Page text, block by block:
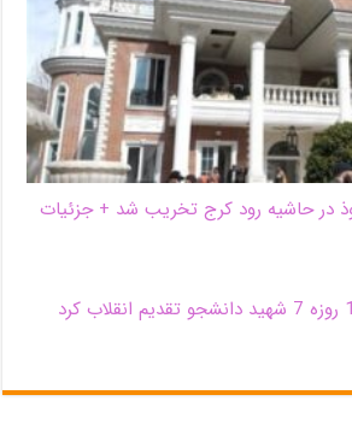
در حاشیه‌ رود کرج تخریب شد + جزئیات